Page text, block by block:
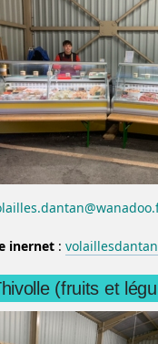
inernet:
(fruits et